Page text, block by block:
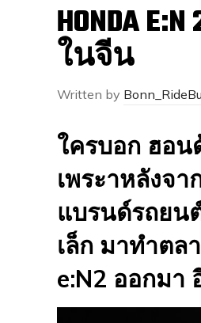
HONDA
ในจีน
Written by
ใครบอก ฮอ
เพระาหลังจ
แบรนด์รถยน
เล็ก มาทำตล
e:N2 ออกมา